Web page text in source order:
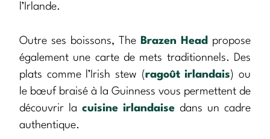
l’Irlande.
Outre ses boissons, The Brazen Head
propose
également une carte de mets traditionnels. Des
plats comme l’Irish stew (ragoût irlandais) ou
le bœuf braisé à la Guinness vous permettent de
découvrir la cuisine irlandaise dans un cadre
authentique.